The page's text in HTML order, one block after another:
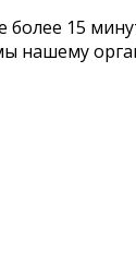
более 15
нашему